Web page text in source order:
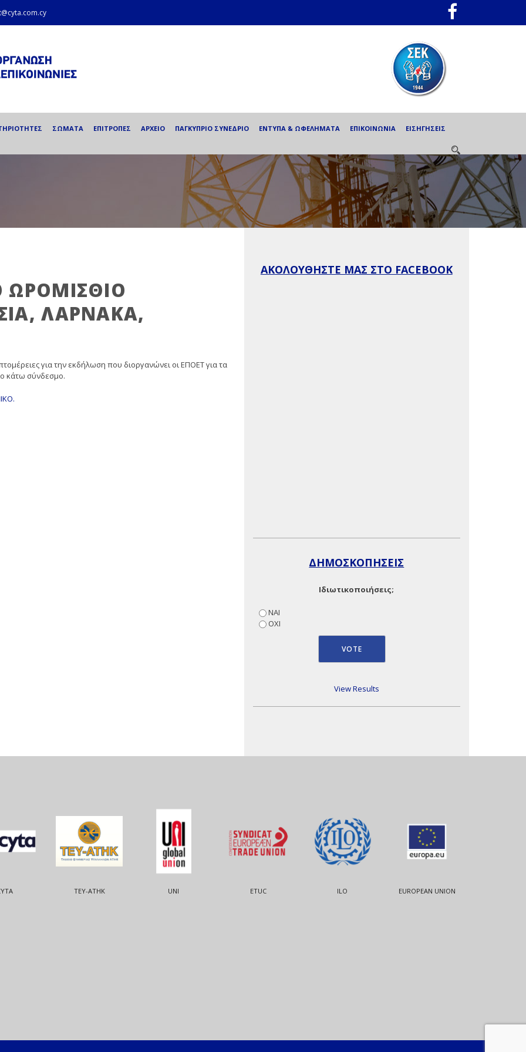
ΣΩΜΑΤΑ ΕΠΙΤΡΟΠΕΣ ΑΡΧΕΙΟ ΠΑΓΚΥΠΡΙΟ ΣΥΝΕΔΡΙΟ ΕΝΤΥΠΑ & ΩΦΕΛΗΜΑΤΑ ΕΠΙΚΟΙΝΩΝΙΑ ΕΙΣΗΓΗΣΕΙΣ
ΩΡΟΜΙΣΘΙΟ
ΛΑΡΝΑΚΑ,
για την εκδήλωση που διοργανώνει οι ΕΠΟΕΤ για τα
κάτω σύνδεσμο.
ΑΚΟΛΟΥΘΗΣΤΕ ΜΑΣ ΣΤΟ FACEBOOK
ΔΗΜΟΣΚΟΠΗΣΕΙΣ
Ιδιωτικοποιήσεις;
ΝΑΙ
ΟΧΙ
View Results
ΤΕΥ-ΑΤΗΚ UNI ETUC ILO EUROPEAN UNION